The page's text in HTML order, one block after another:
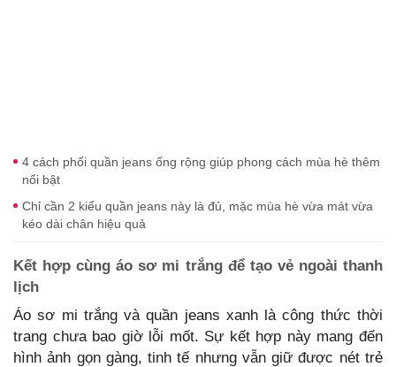
4 cách phối quần jeans ống rộng giúp phong cách mùa hè thêm
nổi bật
Chỉ cần 2 kiểu quần jeans này là đủ, mặc mùa hè vừa mát vừa
kéo dài chân hiệu quả
Kết hợp cùng áo sơ mi trắng để tạo vẻ ngoài thanh
lịch
Áo sơ mi trắng và quần jeans xanh là công thức thời
trang chưa bao giờ lỗi mốt. Sự kết hợp này mang đến
hình ảnh gọn gàng, tinh tế nhưng vẫn giữ được nét trẻ